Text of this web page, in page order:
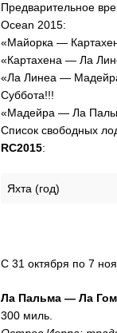
Предварительное
Ocean 2015:
«Майорка —
«Картахена — Ла
«Ла Линеа —
Суббота!!!
«Мадейра — Ла
Список свободных
RC2015:
Яхта (год)
С 31 октября по 7
Ла Пальма — Ла
300 миль.